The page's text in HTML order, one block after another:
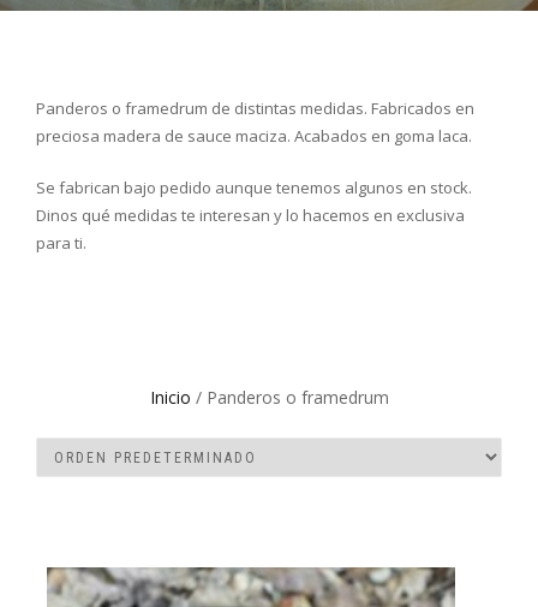
Panderos o framedrum de distintas medidas. Fabricados en
preciosa madera de sauce maciza. Acabados en goma laca.
Se fabrican bajo pedido aunque tenemos algunos en stock.
Dinos qué medidas te interesan y lo hacemos en exclusiva
para ti.
Inicio / Panderos o framedrum